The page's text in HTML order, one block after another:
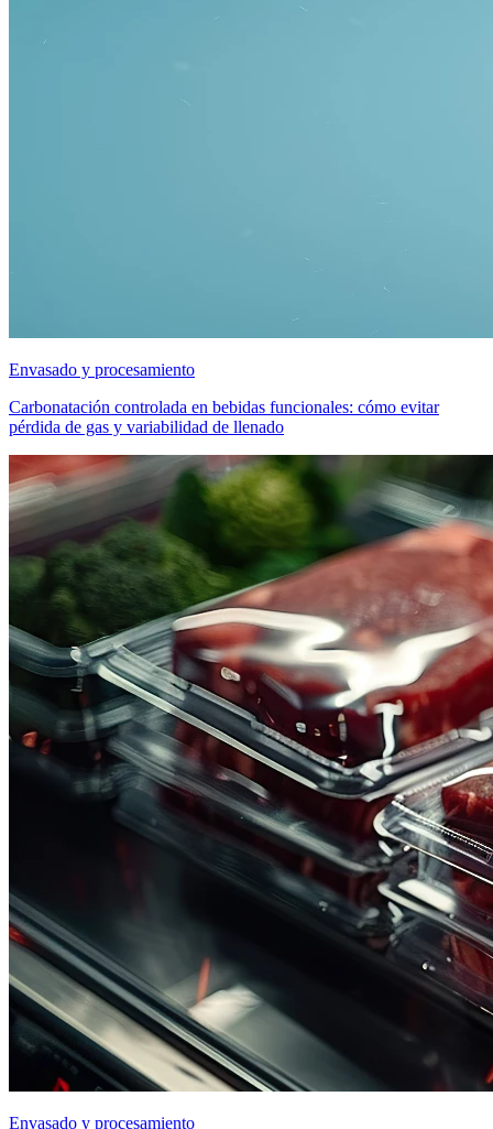
Envasado y procesamiento
Carbonatación controlada en bebidas funcionales: cómo evitar
pérdida de gas y variabilidad de llenado
Envasado y procesamiento